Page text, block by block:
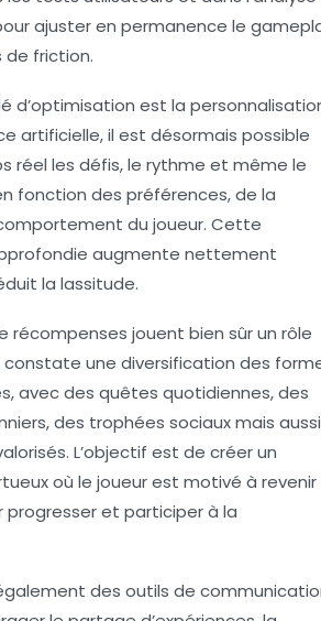
ajuster en permanence le
de friction.
d’optimisation est la
artificielle, il est désormais possible
réel les défis, le rythme et même le
fonction des préférences, de la
du joueur. Cette
augmente nettement
la lassitude.
récompenses jouent bien sûr un rôle
constate une diversification des
avec des quêtes quotidiennes, des
des trophées sociaux mais aussi
L’objectif est de créer un
où le joueur est motivé à revenir
progresser et participer à la
des outils de